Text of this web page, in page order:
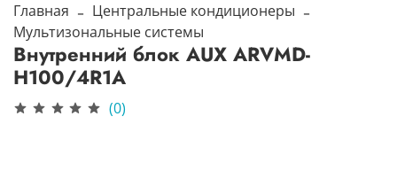
Главная
Центральные кондиционеры
Мультизональные системы
Внутренний блок AUX ARVMD-
H100/4R1A
(0)